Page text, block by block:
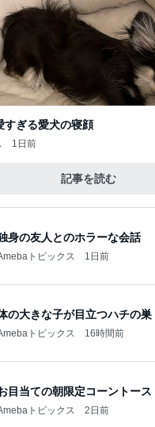
すぎる愛犬の寝顔
1日前
記事を読む
身の友人とのホラーな会話
トピックス 1日前
の大きな子が目立つハチの巣
トピックス 16時間前
目当ての朝限定コーントース
トピックス 2日前